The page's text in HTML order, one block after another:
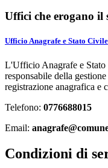
Uffici che erogano il
Ufficio Anagrafe e Stato Civile
L'Ufficio Anagrafe e
responsabile della
registrazione anagrafica e
Telefono: 0776688015
Email:
Condizioni di